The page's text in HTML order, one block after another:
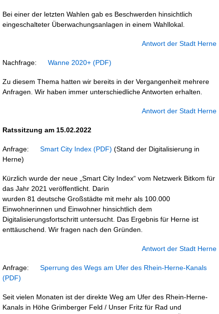
Bei einer der letzten Wahlen gab es Beschwerden hinsichtlich
eingeschalteter Überwachungsanlagen in einem Wahllokal.
Antwort der Stadt Herne
Nachfrage: Wanne 2020+
Zu diesem Thema hatten wir bereits in der Vergangenheit mehrere
Anfragen. Wir haben immer unterschiedliche Antworten erhalten.
Antwort der Stadt Herne
Ratssitzung am 15.02.2022
Anfrage: Smart City Index
(Stand der Digitalisierung in
Herne)
Kürzlich wurde der neue „Smart City Index“ vom Netzwerk Bitkom für
das Jahr 2021 veröffentlicht. Darin
wurden 81 deutsche Großstädte mit mehr als 100.000
Einwohnerinnen und Einwohner hinsichtlich dem
Digitalisierungsfortschritt untersucht. Das Ergebnis für Herne ist
enttäuschend. Wir fragen nach den Gründen.
Antwort der Stadt Herne
Anfrage: Sperrung des Wegs am Ufer des Rhein-Herne-Kanals
Seit vielen Monaten ist der direkte Weg am Ufer des Rhein-Herne-
Kanals in Höhe Grimberger Feld / Unser Fritz für Rad und